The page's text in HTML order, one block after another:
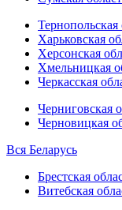
Тернопольская
Харьковская
Херсонская
Хмельницкая
Черкасская
Черниговская
Черновицкая
Вся Беларусь
Брестская
Витебская